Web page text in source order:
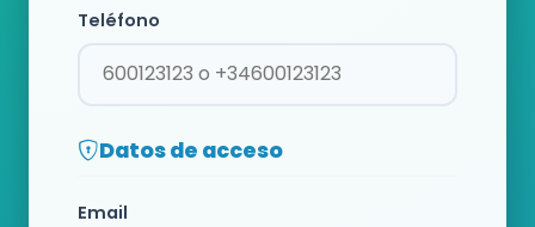
Teléfono
Datos de acceso
Email